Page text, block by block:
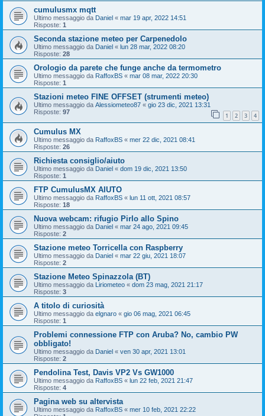
cumulusmx mqtt
Ultimo messaggio da Daniel « mar 19 apr, 2022 14:51
Risposte: 1
Seconda stazione meteo per Carpenedolo
Ultimo messaggio da Daniel « lun 28 mar, 2022 08:20
Risposte: 28
Orologio da parete che funge anche da termometro
Ultimo messaggio da RaffoxBS « mar 08 mar, 2022 20:30
Risposte: 1
Stazioni meteo FINE OFFSET (strumenti meteo)
Ultimo messaggio da Alessiometeo87 « gio 23 dic, 2021 13:31
Risposte: 97 1 2 3 4
Cumulus MX
Ultimo messaggio da RaffoxBS « mer 22 dic, 2021 08:41
Risposte: 26
Richiesta consiglio/aiuto
Ultimo messaggio da Daniel « dom 19 dic, 2021 13:50
Risposte: 1
FTP CumulusMX AIUTO
Ultimo messaggio da RaffoxBS « lun 11 ott, 2021 08:57
Risposte: 18
Nuova webcam: rifugio Pirlo allo Spino
Ultimo messaggio da Daniel « mar 24 ago, 2021 09:45
Risposte: 2
Stazione meteo Torricella con Raspberry
Ultimo messaggio da Daniel « mar 22 giu, 2021 18:07
Risposte: 2
Stazione Meteo Spinazzola (BT)
Ultimo messaggio da Liriometeo « dom 23 mag, 2021 21:17
Risposte: 3
A titolo di curiosità
Ultimo messaggio da elgnaro « gio 06 mag, 2021 06:45
Risposte: 1
Problemi connessione FTP con Aruba? No, cambio PW
obbligato!
Ultimo messaggio da Daniel « ven 30 apr, 2021 13:01
Risposte: 2
Pendolina Test, Davis VP2 Vs GW1000
Ultimo messaggio da RaffoxBS « lun 22 feb, 2021 21:47
Risposte: 4
Pagina web su altervista
Ultimo messaggio da RaffoxBS « mer 10 feb, 2021 22:22